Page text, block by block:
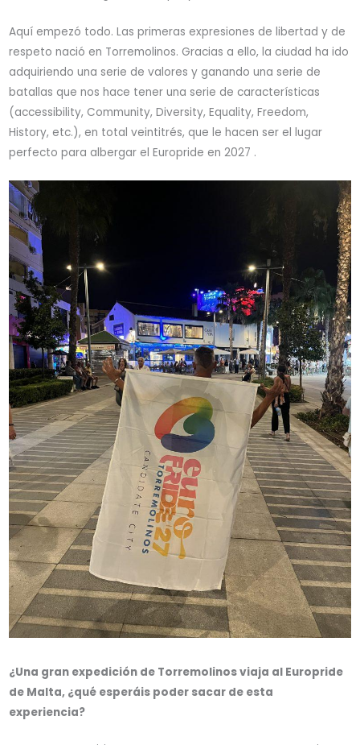
Aquí empezó todo. Las primeras expresiones de libertad y de
respeto nació en Torremolinos. Gracias a ello, la ciudad ha ido
adquiriendo una serie de valores y ganando una serie de
batallas que nos hace tener una serie de características
(accessibility, Community, Diversity, Equality, Freedom,
History, etc.), en total veintitrés, que le hacen ser el lugar
perfecto para albergar el Europride en 2027 .
¿Una gran expedición de Torremolinos viaja al Europride
de Malta, ¿qué esperáis poder sacar de esta
experiencia?